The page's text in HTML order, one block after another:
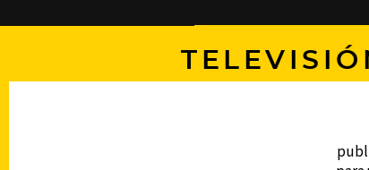
DERECHOS RESERVADOS © CANAL
Prohibida la reproducción total o
cualquier medio electrónico o